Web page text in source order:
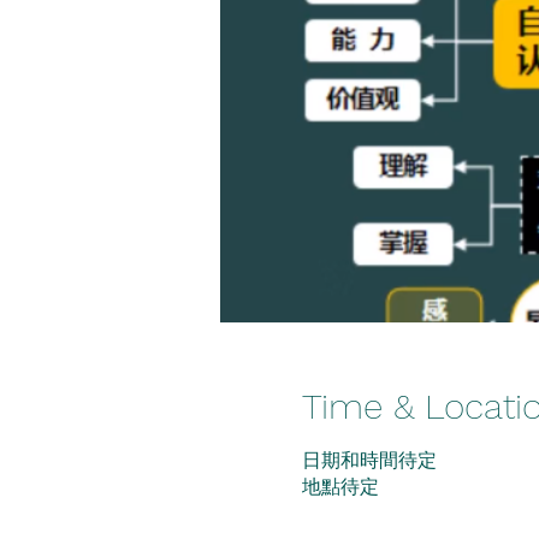
Time &
日期和時間待定
地點待定